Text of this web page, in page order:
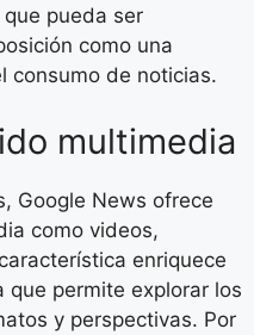
pueda ser
como una
consumo de noticias.
multimedia
Google News ofrece
como videos,
enriquece
que permite explorar los
y perspectivas. Por